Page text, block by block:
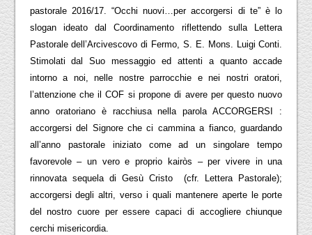
pastorale 2016/17. “Occhi nuovi…per accorgersi di te” è lo
slogan ideato dal Coordinamento riflettendo sulla Lettera
Pastorale dell’Arcivescovo di Fermo, S. E. Mons. Luigi Conti.
Stimolati dal Suo messaggio ed attenti a quanto accade
intorno a noi, nelle nostre parrocchie e nei nostri oratori,
l’attenzione che il COF si propone di avere per questo nuovo
anno oratoriano è racchiusa nella parola ACCORGERSI :
accorgersi del Signore che ci cammina a fianco, guardando
all’anno pastorale iniziato come ad un singolare tempo
favorevole – un vero e proprio kairòs – per vivere in una
rinnovata sequela di Gesù Cristo  (cfr. Lettera Pastorale);
accorgersi degli altri, verso i quali mantenere aperte le porte
del nostro cuore per essere capaci di accogliere chiunque
cerchi misericordia.